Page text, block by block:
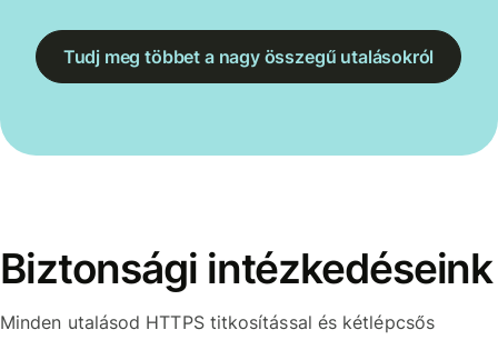
Tudj meg többet a nagy összegű utalásokról
Biztonsági intézkedéseink
Minden utalásod HTTPS titkosítással és kétlépcsős